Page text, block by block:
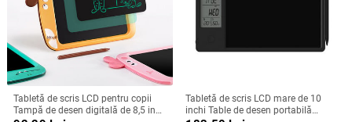
Tabletă de scris LCD pentru copii
Tampă de desen digitală de 8,5 inci
Tabletă de scris LCD mare de 10
inchi Table de desen portabilă